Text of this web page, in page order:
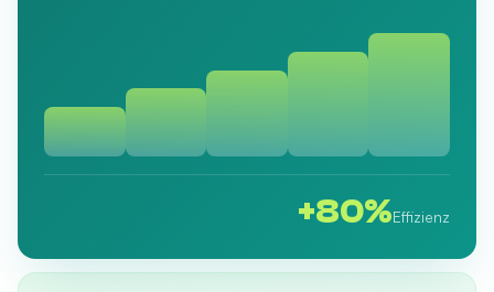
+80%Effizienz